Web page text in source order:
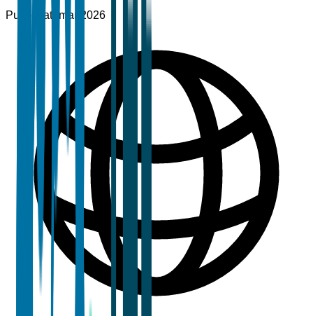
Pubblicato mar 2026